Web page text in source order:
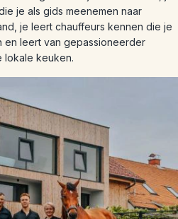
je als gids meenemen naar
je leert chauffeurs kennen die je
en leert van gepassioneerder
lokale keuken.